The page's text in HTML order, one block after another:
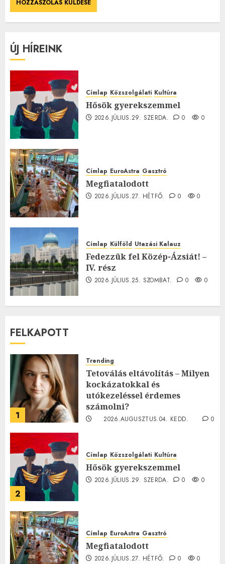
ÚJ HÍREINK
Címlap Közszolgálati Kultúra
Hősök gyerekszemmel
2026.JÚLIUS.29. SZERDA. 0 0
Címlap EuroAstra Gasztró
Megfiatalodott
2026.JÚLIUS.27. HÉTFŐ. 0 0
Címlap Külföld Utazási Kalauz
Fedezzük fel Közép-Ázsiát! –
IV. rész
2026.JÚLIUS.25. SZOMBAT. 0 0
FELKAPOTT
1
Trending
Tetoválás eltávolítás – Milyen
kockázatokkal és
utókezeléssel érdemes
számolni?
2026.AUGUSZTUS.04. KEDD.
0
2
Címlap Közszolgálati Kultúra
Hősök gyerekszemmel
2026.JÚLIUS.29. SZERDA. 0 0
Címlap EuroAstra Gasztró
Megfiatalodott
2026.JÚLIUS.27. HÉTFŐ. 0 0